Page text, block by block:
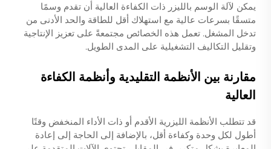
يمكن لآلة الوسم بالليزر ذات الكفاءة العالية أن تقدم وسمًا
متسقًا بسرعات عالية مع استهلاك أقل للطاقة والحد الأدنى من
تدخل المشغل. تعمل هذه الخصائص مجتمعةً على تعزيز الإنتاجية
وتقليل التكاليف التشغيلية على المدى الطويل.
مقارنة بين الأنظمة التقليدية وأنظمة الكفاءة
العالية
قد تتطلب الأنظمة الليزرية الأقدم أو ذات الأداء المنخفض وقتًا
أطول لكل وحدة وكفاءة أقل، بالإضافة إلى الحاجة إلى إعادة